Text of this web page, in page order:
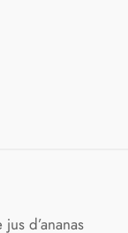
d’ananas